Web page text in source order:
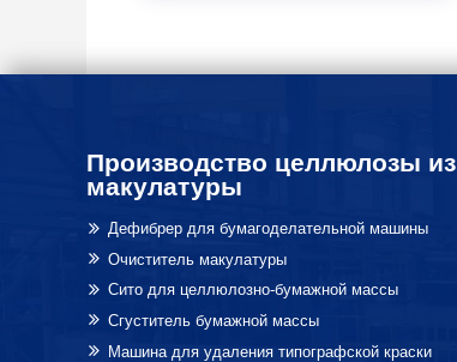
Производство целлюлозы из
макулатуры
Дефибрер для бумагоделательной машины
Очиститель макулатуры
Сито для целлюлозно-бумажной массы
Сгуститель бумажной массы
Машина для удаления типографской краски